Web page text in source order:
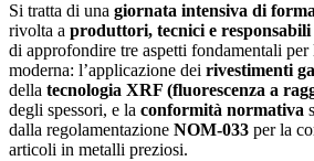
Si tratta di una giornata intensiva di
rivolta a produttori, tecnici e
di approfondire tre aspetti fondamentali
moderna: l’applicazione dei rivestimenti
della tecnologia XRF (fluorescenza a
degli spessori, e la conformità normativa
dalla regolamentazione NOM-033 per la
articoli in metalli preziosi.